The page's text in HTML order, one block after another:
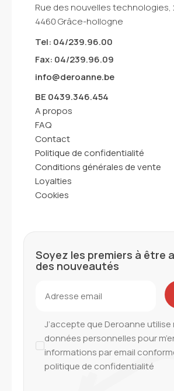
Rue des nouvelles technologies,
4460 Grâce-hollogne
Tel: 04/239.96.00
Fax: 04/239.96.09
info@deroanne.be
BE 0439.346.454
A propos
FAQ
Contact
Politique de confidentialité
Conditions générales de vente
Loyalties
Cookies
Soyez les premiers à être
des nouveautés
J’accepte que Deroanne utilise
données personnelles pour
informations par email
politique de confidentialité